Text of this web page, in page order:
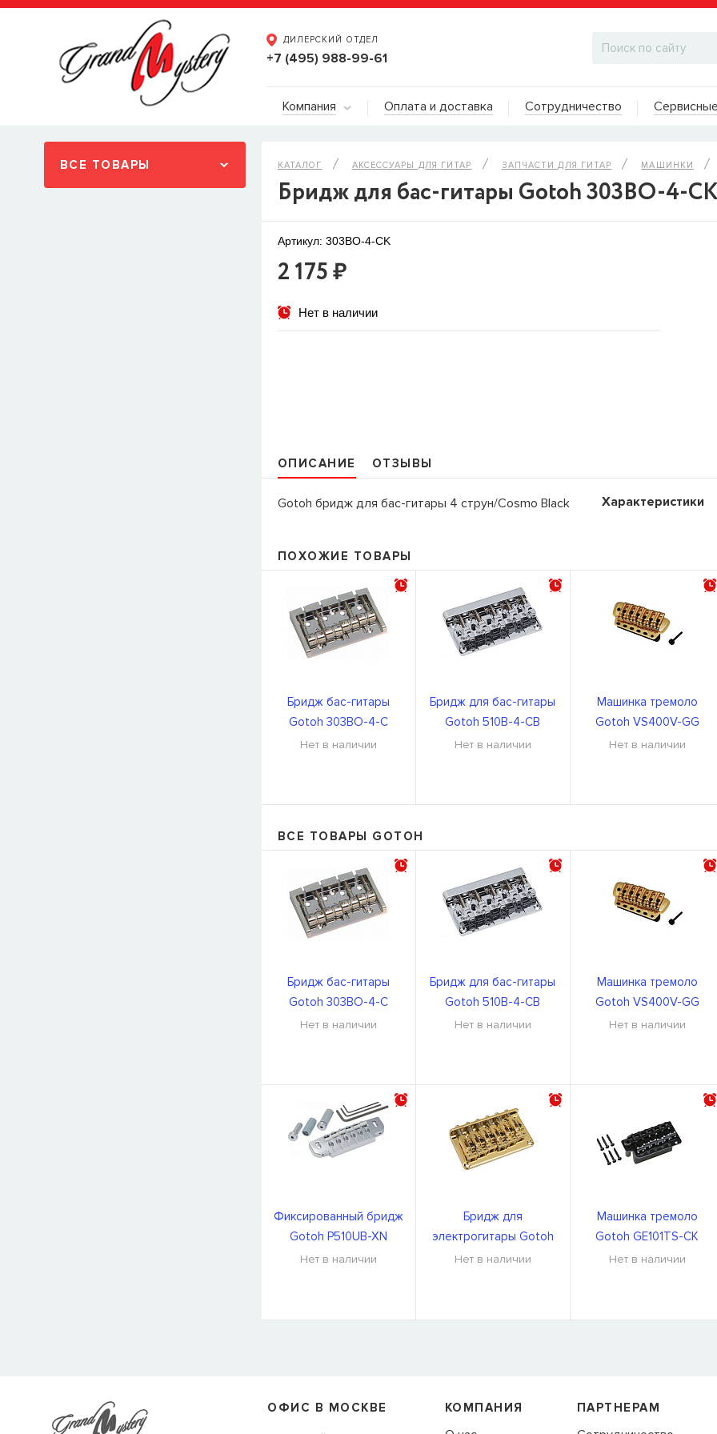
ДИЛЕРСКИЙ ОТДЕЛ
+7 (495) 988-99-61
ДИЛЕРСКИЙ ОТДЕЛ
109235, Г. МОСКВА,
пн–чт: 10:00–19:00
пт: 10:00–18:00
сб, вс: выходной
Компания Оплата и доставка Сотрудничество
ВСЕ ТОВАРЫ КАТАЛОГ АКСЕССУАРЫ ДЛЯ ГИТАР ЗАПЧАСТИ ДЛЯ ГИТАР МАШИНКИ
Бридж для бас-гитары Gotoh 303BO-4-CK
Артикул: 303BO-4-CK
2 175 ₽
Нет в наличии
ОПИСАНИЕ ОТЗЫВЫ
Gotoh бридж для бас-гитары 4 струн/Cosmo Black Характеристики
ПОХОЖИЕ ТОВАРЫ
Бридж бас-гитары
Gotoh 303BO-4-C
Нет в наличии
Бридж для бас-гитары
Gotoh 510B-4-CB
Нет в наличии
Машинка тремоло
Gotoh VS400V-GG
Нет в наличии
ВСЕ ТОВАРЫ GOTOH
Бридж бас-гитары
Gotoh 303BO-4-C
Нет в наличии
Бридж для бас-гитары
Gotoh 510B-4-CB
Нет в наличии
Машинка тремоло
Gotoh VS400V-GG
Нет в наличии
Фиксированный бридж
Gotoh P510UB-XN
Нет в наличии
Бридж для
электрогитары Gotoh
GTC-12-C
Нет в наличии
Машинка тремоло
Gotoh GE101TS-CK
Нет в наличии
наличии, но вы можете оставить заявку и мы сообщим вам,
когда товар можно будет купить.
ОФИС В МОСКВЕ КОМПАНИЯ ПАРТНЕРАМ